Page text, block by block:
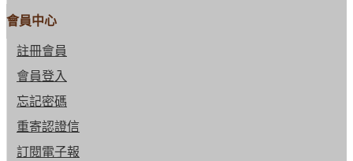
會員中心
註冊會員
會員登入
忘記密碼
重寄認證信
訂閱電子報